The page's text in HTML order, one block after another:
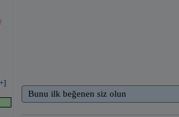
Bunu ilk beğenen siz olun